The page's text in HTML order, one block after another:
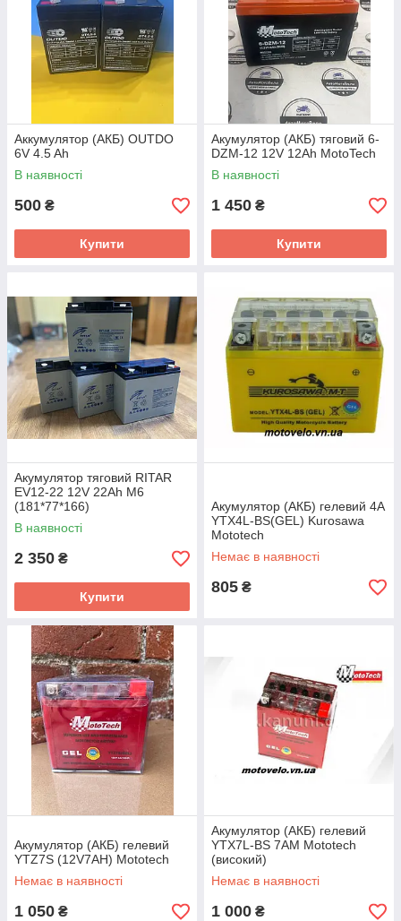
Аккумулятор (АКБ) OUTDO
6V 4.5 Ah
В наявності
500 ₴
Купити
Акумулятор (АКБ) тяговий 6-
DZM-12 12V 12Ah MotoTech
В наявності
1 450 ₴
Купити
Акумулятор тяговий RITAR
EV12-22 12V 22Ah M6
(181*77*166)
В наявності
2 350 ₴
Купити
Акумулятор (АКБ) гелевий 4А
YTX4L-BS(GEL) Kurosawa
Mototech
Немає в наявності
805 ₴
Акумулятор (АКБ) гелевий
YTZ7S (12V7AH) Mototech
Немає в наявності
1 050 ₴
Акумулятор (АКБ) гелевий
YTX7L-BS 7АМ Mototech
(високий)
Немає в наявності
1 000 ₴